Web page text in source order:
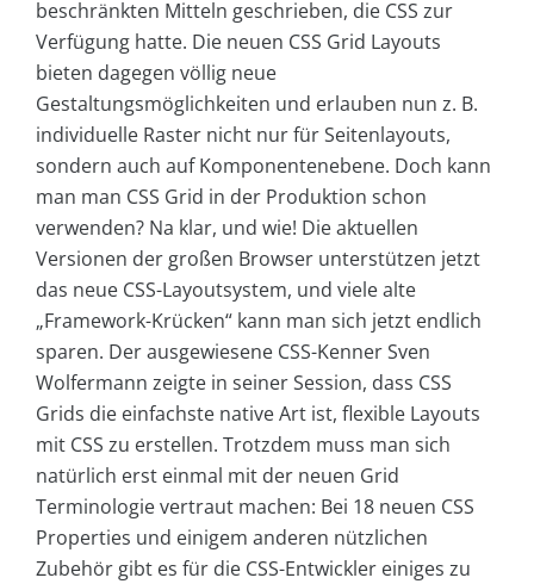
beschränkten Mitteln geschrieben, die CSS zur
Verfügung hatte. Die neuen CSS Grid Layouts
bieten dagegen völlig neue
Gestaltungsmöglichkeiten und erlauben nun z. B.
individuelle Raster nicht nur für Seitenlayouts,
sondern auch auf Komponentenebene. Doch kann
man man CSS Grid in der Produktion schon
verwenden? Na klar, und wie! Die aktuellen
Versionen der großen Browser unterstützen jetzt
das neue CSS-Layoutsystem, und viele alte
„Framework-Krücken“ kann man sich jetzt endlich
sparen. Der ausgewiesene CSS-Kenner Sven
Wolfermann zeigte in seiner Session, dass CSS
Grids die einfachste native Art ist, flexible Layouts
mit CSS zu erstellen. Trotzdem muss man sich
natürlich erst einmal mit der neuen Grid
Terminologie vertraut machen: Bei 18 neuen CSS
Properties und einigem anderen nützlichen
Zubehör gibt es für die CSS-Entwickler einiges zu